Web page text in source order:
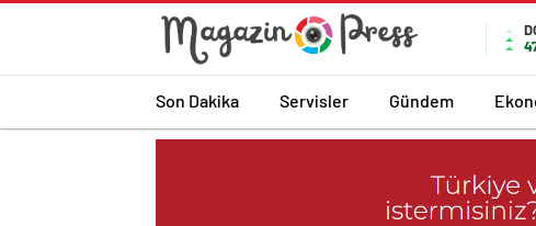
Son Dakika Servisler Gündem